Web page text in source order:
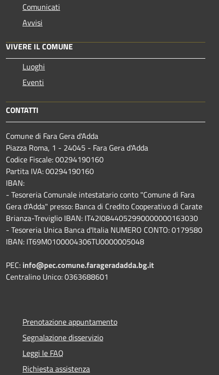
Comunicati
Avvisi
VIVERE IL COMUNE
Luoghi
Eventi
CONTATTI
Comune di Fara Gera d'Adda
Piazza Roma, 1 - 24045 - Fara Gera d'Adda
Codice Fiscale: 00294190160
Partita IVA: 00294190160
IBAN:
- Tesoreria Comunale intestatario conto "Comune di Fara
Gera d'Adda" presso: Banca di Credito Cooperativo di Carate
Brianza-Treviglio IBAN: IT42I0844052990000000163030
- Tesoreria Unica Banca d'Italia NUMERO CONTO: 0179580
IBAN: IT69M0100004306TU0000005048
PEC: info@pec.comune.farageradadda.bg.it
Centralino Unico: 0363688601
Prenotazione appuntamento
Segnalazione disservizio
Leggi le FAQ
Richiesta assistenza